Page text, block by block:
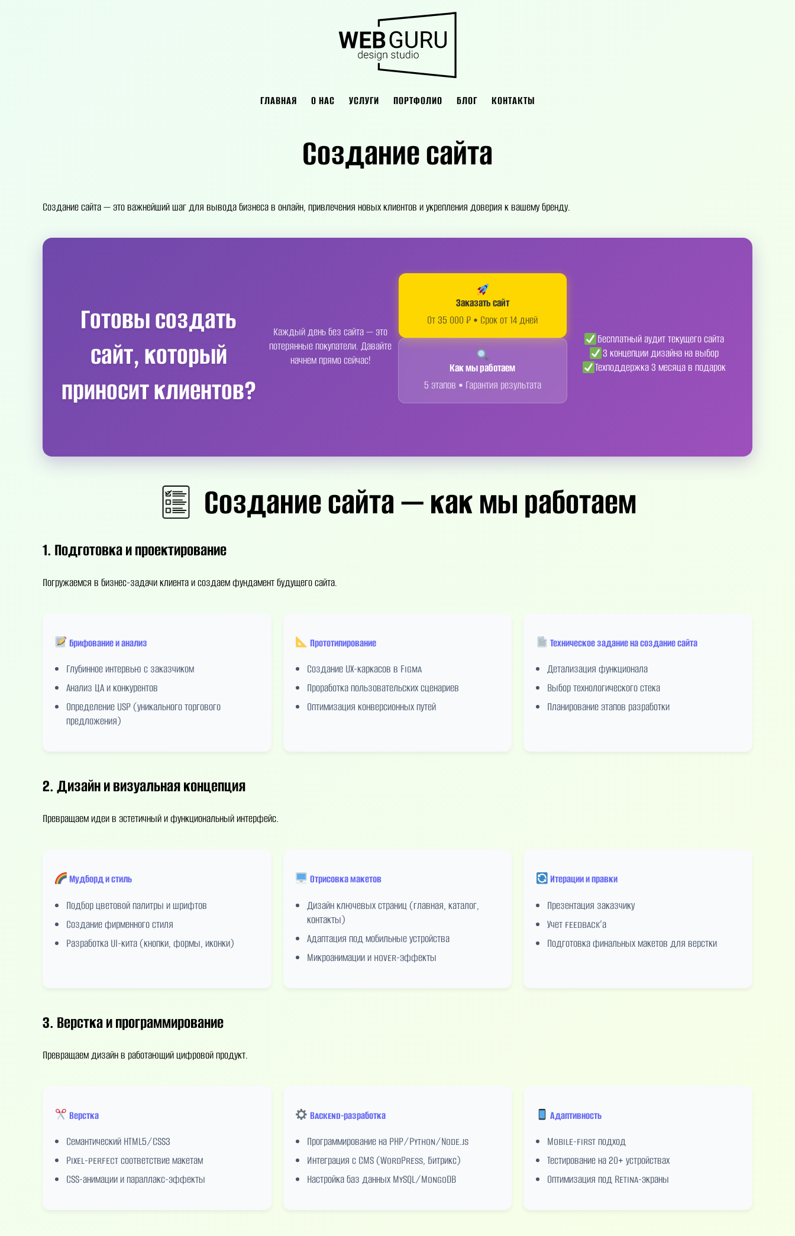
ГЛАВНАЯ О НАС УСЛУГИ ПОРТФОЛИО БЛОГ КОНТАКТЫ
Создание сайта
Создание сайта — это важнейший шаг для вывода бизнеса в онлайн, привлечения новых клиентов и укрепления доверия к вашему бренду.
Готовы создать
сайт, который
приносит клиентов?
Каждый день без сайта — это
потерянные покупатели. Давайте
начнем прямо сейчас!
Заказать сайт
От 35 000 ₽ • Срок от 14 дней
Как мы работаем
5 этапов • Гарантия результата
Бесплатный аудит текущего сайта
3 концепции дизайна на выбор
Техподдержка 3 месяца в подарок
Создание сайта — как мы работаем
1. Подготовка и проектирование
Погружаемся в бизнес-задачи клиента и создаем фундамент будущего сайта.
Брифование и анализ
Глубинное интервью с заказчиком
Анализ ЦА и конкурентов
Определение USP (уникального торгового
предложения)
Прототипирование
Создание UX-каркасов в Figma
Проработка пользовательских сценариев
Оптимизация конверсионных путей
Техническое задание на создание сайта
Детализация функционала
Выбор технологического стека
Планирование этапов разработки
2. Дизайн и визуальная концепция
Превращаем идеи в эстетичный и функциональный интерфейс.
Мудборд и стиль
Подбор цветовой палитры и шрифтов
Создание фирменного стиля
Разработка UI-кита (кнопки, формы, иконки)
Отрисовка макетов
Дизайн ключевых страниц (главная, каталог,
контакты)
Адаптация под мобильные устройства
Микроанимации и hover-эффекты
Итерации и правки
Презентация заказчику
Учет feedback’а
Подготовка финальных макетов для верстки
3. Верстка и программирование
Превращаем дизайн в работающий цифровой продукт.
Верстка
Семантический HTML5/CSS3
Pixel-perfect соответствие макетам
CSS-анимации и параллакс-эффекты
Backend-разработка
Программирование на PHP/Python/Node.js
Интеграция с CMS (WordPress, Битрикс)
Настройка баз данных MySQL/MongoDB
Адаптивность
Mobile-first подход
Тестирование на 20+ устройствах
Оптимизация под Retina-экраны